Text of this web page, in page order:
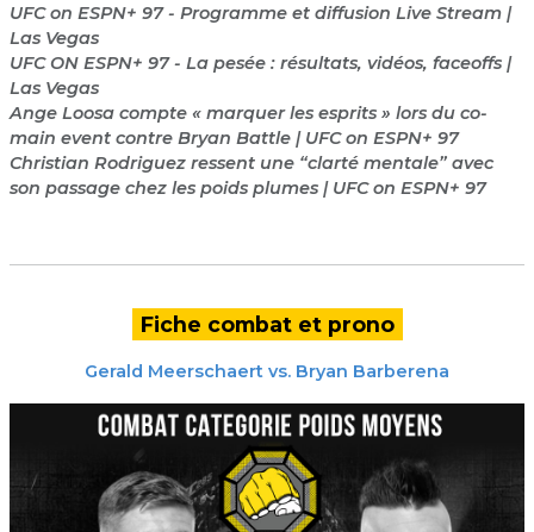
UFC on ESPN+ 97 - Programme et diffusion Live Stream |
Las Vegas
UFC ON ESPN+ 97 - La pesée : résultats, vidéos, faceoffs |
Las Vegas
Ange Loosa compte « marquer les esprits » lors du co-
main event contre Bryan Battle | UFC on ESPN+ 97
Christian Rodriguez ressent une “clarté mentale” avec
son passage chez les poids plumes | UFC on ESPN+ 97
Fiche combat et prono
Gerald Meerschaert vs. Bryan Barberena